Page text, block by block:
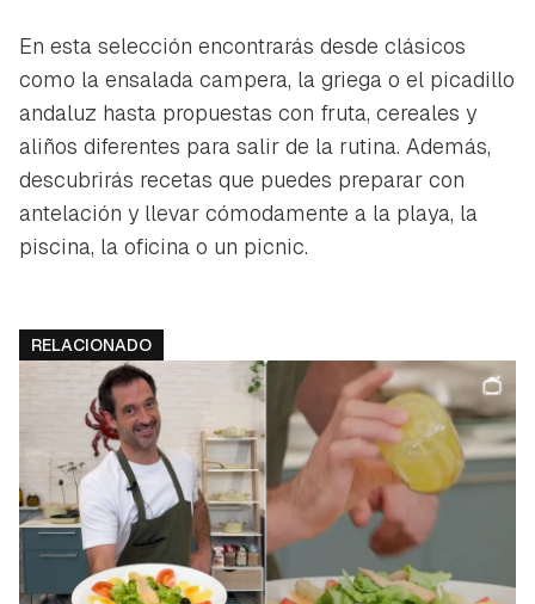
En esta selección encontrarás desde clásicos
como la ensalada campera, la griega o el picadillo
andaluz hasta propuestas con fruta, cereales y
aliños diferentes para salir de la rutina. Además,
descubrirás recetas que puedes preparar con
antelación y llevar cómodamente a la playa, la
piscina, la oficina o un picnic.
RELACIONADO